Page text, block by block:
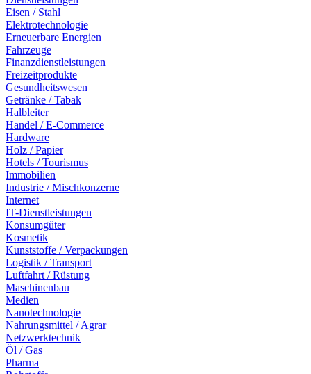
Eisen / Stahl
Elektrotechnologie
Erneuerbare Energien
Fahrzeuge
Finanzdienstleistungen
Freizeitprodukte
Gesundheitswesen
Getränke / Tabak
Halbleiter
Handel / E-Commerce
Hardware
Holz / Papier
Hotels / Tourismus
Immobilien
Industrie / Mischkonzerne
Internet
IT-Dienstleistungen
Konsumgüter
Kosmetik
Kunststoffe / Verpackungen
Logistik / Transport
Luftfahrt / Rüstung
Maschinenbau
Medien
Nanotechnologie
Nahrungsmittel / Agrar
Netzwerktechnik
Öl / Gas
Pharma